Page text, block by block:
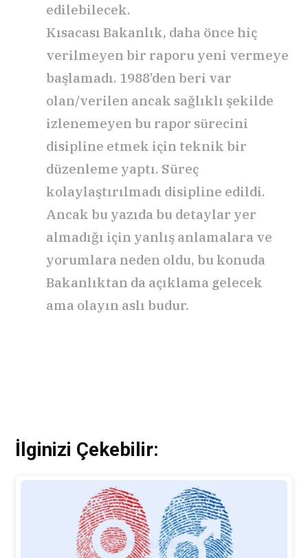
edilebilecek.
Kısacası Bakanlık, daha önce hiç
verilmeyen bir raporu yeni vermeye
başlamadı. 1988’den beri var
olan/verilen ancak sağlıklı şekilde
izlenemeyen bu rapor sürecini
disipline etmek için teknik bir
düzenleme yaptı. Süreç
kolaylaştırılmadı disipline edildi.
Ancak bu yazıda bu detaylar yer
almadığı için yanlış anlamalara ve
yorumlara neden oldu, bu konuda
Bakanlıktan da açıklama gelecek
ama olayın aslı budur.
İlginizi Çekebilir: